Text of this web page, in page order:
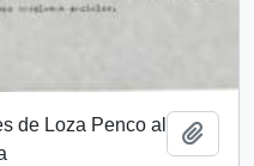
de Loza Penco al